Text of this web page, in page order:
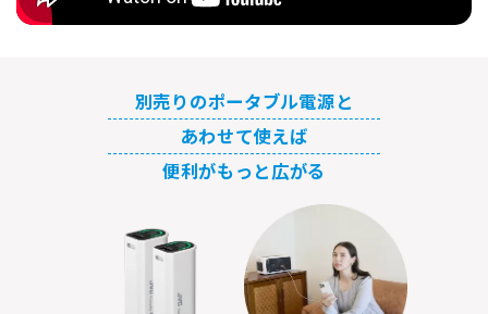
別売りのポータブル電源と
あわせて使えば
便利がもっと広がる